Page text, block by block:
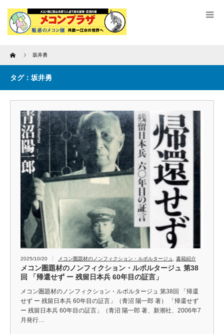
Home 坂井勇
タグ：坂井勇
2025/10/20 メコン圏題材のノンフィクション・ルポルタージュ 書籍紹介
メコン圏題材のノンフィクション・ルポルタージュ 第38
回 「帰還せず ー 残留日本兵 60年目の証言」
メコン圏題材のノンフィクション・ルポルタージュ 第38回 「帰還
せず ー 残留日本兵 60年目の証言」（青沼 陽一郎 著） 「帰還せず
ー 残留日本兵 60年目の証言」（青沼 陽一郎 著、新潮社、2006年7
月発行…